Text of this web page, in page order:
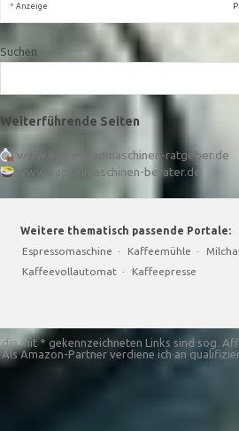
* Anzeige
Suchen
Weiterführende Seiten
www.kaffeepadmaschinen-ratgeber.de
www.kapselmaschinen-berater.de
Weitere thematisch passende Portale:
Espressomaschine · Kaffeemühle ·
Kaffeevollautomat · Kaffeepresse
die mit * gekennzeichneten Links sind sog.
Als Amazon-Partner verdiene ich an